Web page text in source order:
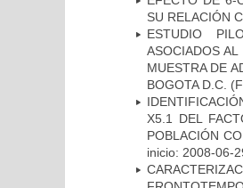
SU RELACIÓN
ESTUDIO
ASOCIADOS
MUESTRA DE
BOGOTA D.C.
X5.1 DEL
POBLACIÓN
inicio: 2008-06-